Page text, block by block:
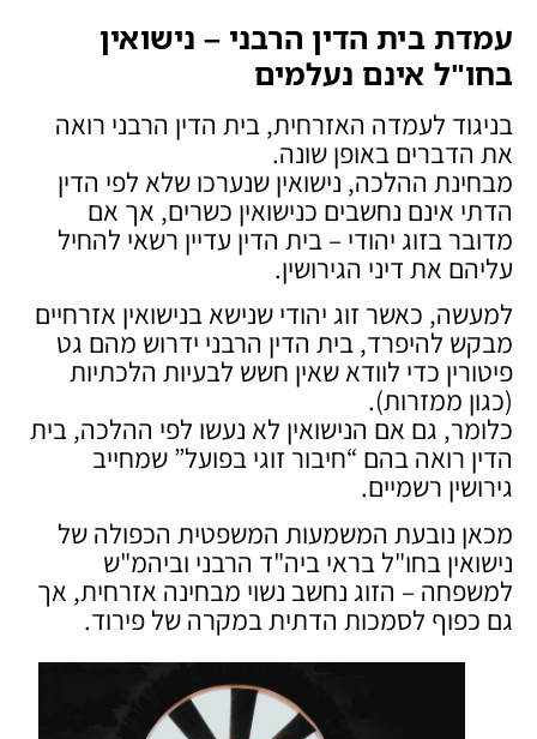
עמדת בית הדין הרבני – נישואין
בחו"ל אינם נעלמים
בניגוד לעמדה האזרחית, בית הדין הרבני רואה
את הדברים באופן שונה.
מבחינת ההלכה, נישואין שנערכו שלא לפי הדין
הדתי אינם נחשבים כנישואין כשרים, אך אם
מדובר בזוג יהודי – בית הדין עדיין רשאי להחיל
עליהם את דיני הגירושין.
למעשה, כאשר זוג יהודי שנישא בנישואין אזרחיים
מבקש להיפרד, בית הדין הרבני ידרוש מהם גט
פיטורין כדי לוודא שאין חשש לבעיות הלכתיות
(כגון ממזרות).
כלומר, גם אם הנישואין לא נעשו לפי ההלכה, בית
הדין רואה בהם “חיבור זוגי בפועל” שמחייב
גירושין רשמיים.
מכאן נובעת המשמעות המשפטית הכפולה של
נישואין בחו"ל בראי ביה"ד הרבני וביהמ"ש
למשפחה – הזוג נחשב נשוי מבחינה אזרחית, אך
גם כפוף לסמכות הדתית במקרה של פירוד.